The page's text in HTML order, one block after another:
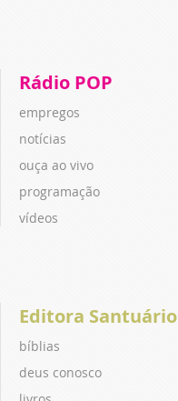
Rádio POP
empregos
notícias
ouça ao vivo
programação
vídeos
Editora Santuário
bíblias
deus conosco